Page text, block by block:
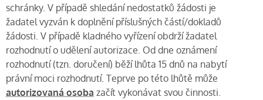
schránky. V případě shledání nedostatků žádosti je
žadatel vyzván k doplnění příslušných částí/dokladů
žádosti. V případě kladného vyřízení obdrží žadatel
rozhodnutí o udělení autorizace. Od dne oznámení
rozhodnutí (tzn. doručení) běží lhůta 15 dnů na nabytí
právní moci rozhodnutí. Teprve po této lhůtě může
autorizovaná osoba začít vykonávat svou činnosti.